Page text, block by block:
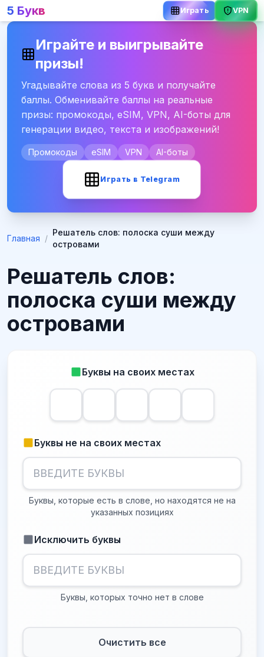
5 Букв Играть VPN
Играйте и выигрывайте
призы!
Угадывайте слова из 5 букв и получайте
баллы. Обменивайте баллы на реальные
призы: промокоды, eSIM, VPN, AI-боты для
генерации видео, текста и изображений!
Промокоды eSIM VPN AI-боты
Играть в Telegram
Главная /
Решатель слов: полоска суши между
островами
Решатель слов:
полоска суши между
островами
Буквы на своих местах
Буквы не на своих местах
Буквы, которые есть в слове, но находятся не на
указанных позициях
Исключить буквы
Буквы, которых точно нет в слове
Очистить все